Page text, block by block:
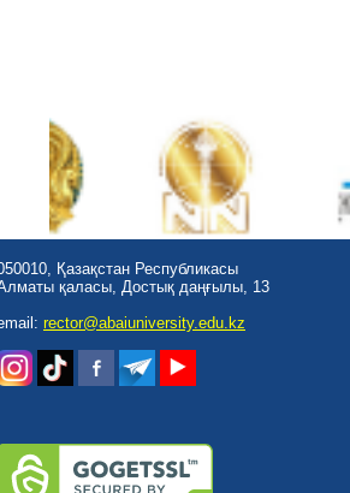
Қазақстан Республикасы
қаласы, Достық даңғылы, 13
rector@abaiuniversity.edu.kz